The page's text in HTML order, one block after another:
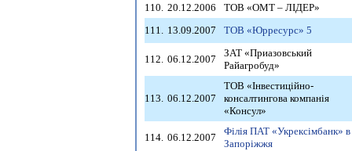
110. 20.12.2006
ТОВ «ОМТ – ЛІДЕР»
111. 13.09.2007 ТОВ «Юрресурс» 5
112. 06.12.2007
ЗАТ «Приазовський
Райагробуд»
113. 06.12.2007
ТОВ «Інвестиційно-
консалтингова компанія
«Консул»
114. 06.12.2007
Філія ПАТ «Укрексімбанк»
Запоріжжя